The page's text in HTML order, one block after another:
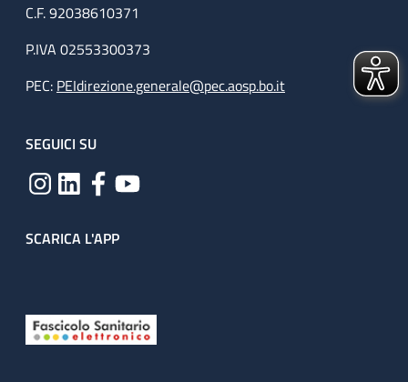
C.F. 92038610371
P.IVA 02553300373
PEC: PEIdirezione.generale@pec.aosp.bo.it
SEGUICI SU
SCARICA L'APP